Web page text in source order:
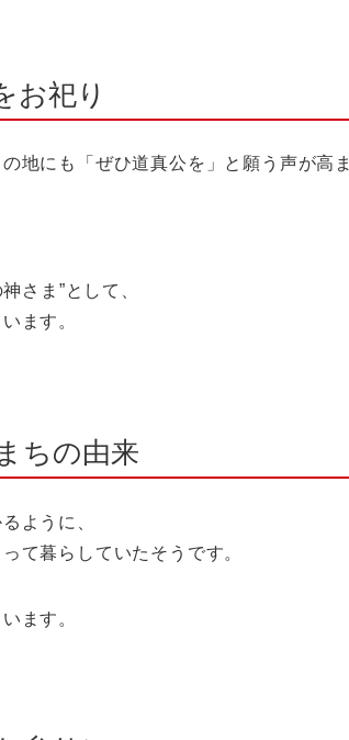
お祀り
地にも「ぜひ道真公を」と願う声が高ま
さま”として、
ます。
ちの由来
ように、
て暮らしていたそうです。
ます。